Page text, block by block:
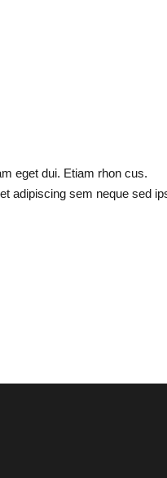
eget dui. Etiam rhon cus.
adipiscing sem neque sed